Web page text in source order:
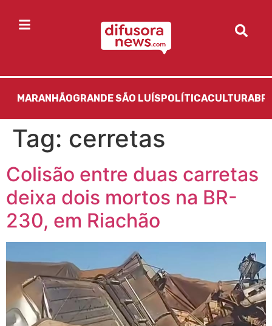
MARANHÃOGRANDE SÃO LUÍS POLÍTICACULTURA
Tag: cerretas
Colisão entre duas carretas
deixa dois mortos na BR-
230, em Riachão